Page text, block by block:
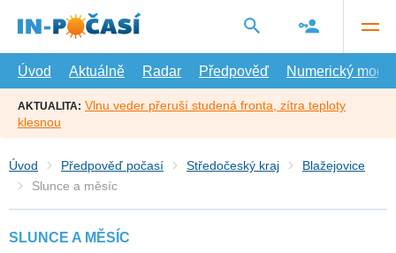
hlavní
Úvod
Aktuálně Radar Předpověď Numerický model
AKTUALITA: Vlnu veder přeruší studená fronta, zítra teploty
klesnou
Úvod Předpověď počasí Středočeský kraj
Blažejovice
Slunce a měsíc
SLUNCE A MĚSÍC